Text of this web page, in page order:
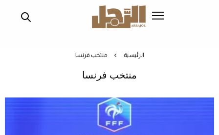
الرئيسية منتخب فرنسا
منتخب فرنسا